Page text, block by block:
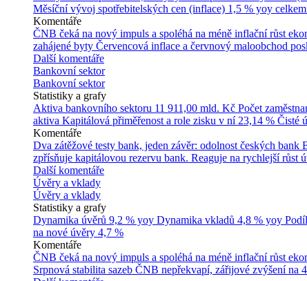
Měsíční vývoj spotřebitelských cen (inflace) 1,5 % yoy celkem
Komentáře
ČNB čeká na nový impuls a spoléhá na méně inflační růst
zahájené byty Červencová inflace a červnový maloobchod
Další komentáře
Bankovní sektor
Bankovní sektor
Statistiky a grafy
Aktiva bankovního sektoru 11 911,00 mld. Kč Počet
aktiva Kapitálová přiměřenost a role zisku v ní 23,14 % Čisté
Komentáře
Dva zátěžové testy bank, jeden závěr: odolnost českých bank
zpřísňuje kapitálovou rezervu bank. Reaguje na rychlejší růst
Další komentáře
Úvěry a vklady
Úvěry a vklady
Statistiky a grafy
Dynamika úvěrů 9,2 % yoy Dynamika vkladů 4,8 % yoy
na nové úvěry 4,7 %
Komentáře
ČNB čeká na nový impuls a spoléhá na méně inflační růst
Srpnová stabilita sazeb ČNB nepřekvapí, zářijové zvýšení na